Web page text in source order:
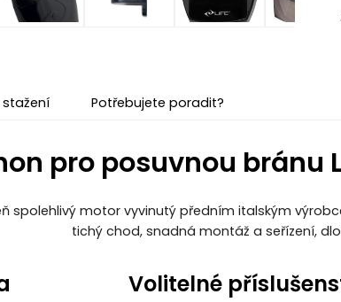
stažení Potřebujete poradit?
pro posuvnou bránu
spolehlivý motor vyvinutý předním italským
tichý chod, snadná montáž a seřízení,
Volitelné